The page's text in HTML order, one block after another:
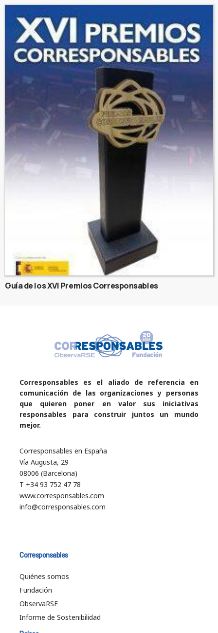
Guía de los XVI Premios Corresponsables
Corresponsables es el aliado de referencia en
comunicación de las organizaciones y personas
que quieren poner en valor sus iniciativas
responsables para construir juntos un mundo
mejor.
Corresponsables en España
Vía Augusta, 29
08006 (Barcelona)
T +34 93 752 47 78
www.corresponsables.com
info@corresponsables.com
Corresponsables
Quiénes somos
Fundación
ObservaRSE
Informe de Sostenibilidad